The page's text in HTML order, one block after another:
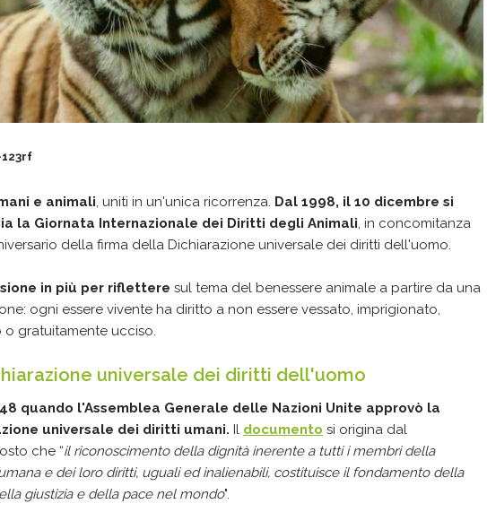
e animali, uniti in un'unica ricorrenza. Dal 1998, il 10 dicembre si
la Giornata Internazionale dei Diritti degli Animali, in concomitanza
della firma della Dichiarazione universale dei diritti dell'uomo.
in più per riflettere sul tema del benessere animale a partire da una
ogni essere vivente ha diritto a non essere vessato, imprigionato,
o gratuitamente ucciso.
universale dei diritti dell'uomo
quando l'Assemblea Generale delle Nazioni Unite approvò la
universale dei diritti umani. Il documento si origina dal
che “il riconoscimento della dignità inerente a tutti i membri della
e dei loro diritti, uguali ed inalienabili, costituisce il fondamento della
giustizia e della pace nel mondo".